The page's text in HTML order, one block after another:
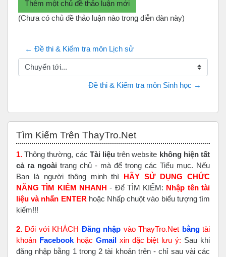
Thêm một chủ đề thảo luận mới
(Chưa có chủ đề thảo luận nào trong diễn đàn này)
← Đề thi & Kiểm tra môn Lịch sử
Chuyển tới...
Đề thi & Kiểm tra môn Sinh học →
Tìm Kiếm Trên ThayTro.Net
1. Thông thường, các Tài liệu trên website không hiện tất
cả ra ngoài trang chủ - mà để trong các Tiểu mục. Nếu
Bạn là người thông minh thì HÃY SỬ DỤNG CHỨC
NĂNG TÌM KIẾM NHANH - Để TÌM KIẾM: Nhập tên tài
liệu và nhấn ENTER hoặc Nhấp chuột vào biểu tượng tìm
kiếm!!!
2. Đối với KHÁCH Đăng nhập vào ThayTro.Net bằngtài
khoản Facebook hoặc Gmailxin đặc biệt lưu ý: Sau khi
đăng nhập bằng 1 trong 2 tài khoản trên - chỉ sau vài các